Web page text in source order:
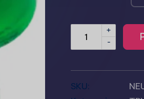
-
+
SKU: